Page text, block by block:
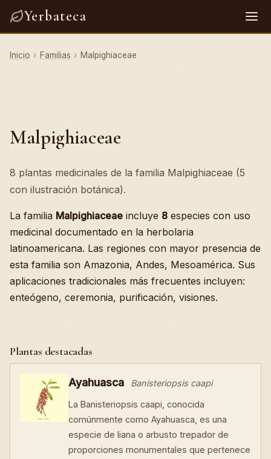
Yerbateca
Inicio › Familias › Malpighiaceae
Malpighiaceae
8 plantas medicinales de la familia Malpighiaceae (5
con ilustración botánica).
La familia Malpighiaceae incluye 8 especies con uso
medicinal documentado en la herbolaria
latinoamericana. Las regiones con mayor presencia de
esta familia son Amazonia, Andes, Mesoamérica. Sus
aplicaciones tradicionales más frecuentes incluyen:
enteógeno, ceremonia, purificación, visiones.
Plantas destacadas
Ayahuasca Banisteriopsis caapi
La Banisteriopsis caapi, conocida
comúnmente como Ayahuasca, es una
especie de liana o arbusto trepador de
proporciones monumentales que pertenece